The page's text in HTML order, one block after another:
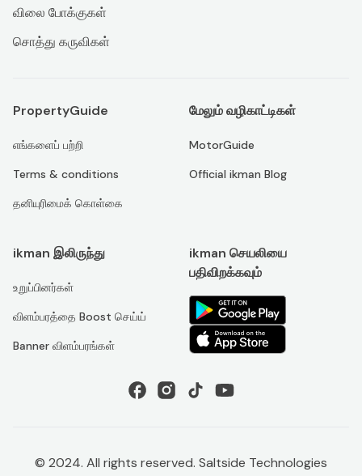
விலை போக்குகள்
சொத்து கருவிகள்
PropertyGuide
எங்களைப் பற்றி
Terms & conditions
தனியுரிமைக் கொள்கை
மேலும் வழிகாட்டிகள்
MotorGuide
Official ikman Blog
ikman இலிருந்து
உறுப்பினர்கள்
விளம்பரத்தை Boost செய்ய்
Banner விளம்பரங்கள்
ikman செயலியை
பதிவிறக்கவும்
© 2024. All rights reserved. Saltside Technologies